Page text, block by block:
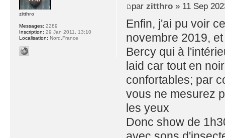
par zitthro» 11 Sep
Enfin, j'ai pu voir
novembre 2019,
Bercy qui à
laid car tout en
confortables; par
vous ne mesurez
les yeux
Donc show de
zitthro
Messages: 2289
Inscription: 29 Jan 2011, 13:10
Localisation: Nord,France